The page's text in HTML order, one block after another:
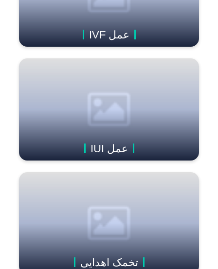
عمل IVF
عمل IUI
تخمک اهدایی